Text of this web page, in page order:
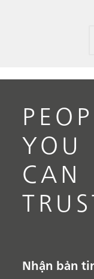
YOU
CAN
Nhận bản